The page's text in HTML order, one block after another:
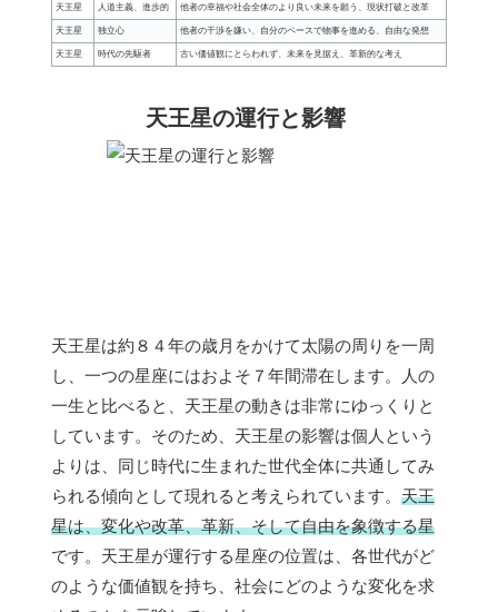
天王星 人道主義、進歩的 他者の幸福や社会全体のより良い未来を願う、現状打破と改革
天王星 独立心 他者の干渉を嫌い、自分のペースで物事を進める、自由な発想
天王星 時代の先駆者 古い価値観にとらわれず、未来を見据え、革新的な考え
天王星の運行と影響
天王星は約８４年の歳月をかけて太陽の周りを一周
し、一つの星座にはおよそ７年間滞在します。人の
一生と比べると、天王星の動きは非常にゆっくりと
しています。そのため、天王星の影響は個人という
よりは、同じ時代に生まれた世代全体に共通してみ
られる傾向として現れると考えられています。 天王
星は、変化や改革、革新、そして自由を象徴する星
です。天王星が運行する星座の位置は、各世代がど
のような価値観を持ち、社会にどのような変化を求